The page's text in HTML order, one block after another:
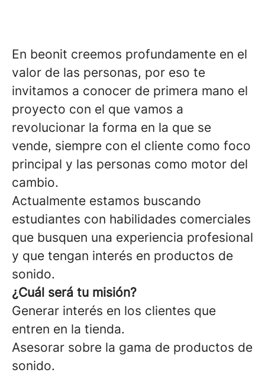
En beonit creemos profundamente en el
valor de las personas, por eso te
invitamos a conocer de primera mano el
proyecto con el que vamos a
revolucionar la forma en la que se
vende, siempre con el cliente como foco
principal y las personas como motor del
cambio.
Actualmente estamos buscando
estudiantes con habilidades comerciales
que busquen una experiencia profesional
y que tengan interés en productos de
sonido.
¿Cuál será tu misión?
Generar interés en los clientes que
entren en la tienda.
Asesorar sobre la gama de productos de
sonido.